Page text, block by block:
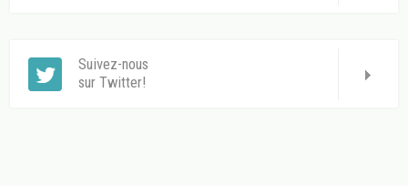
Suivez-nous
sur Twitter!